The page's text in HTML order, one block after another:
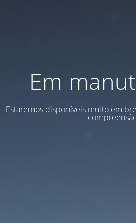
Em
Estaremos disponíveis muito em